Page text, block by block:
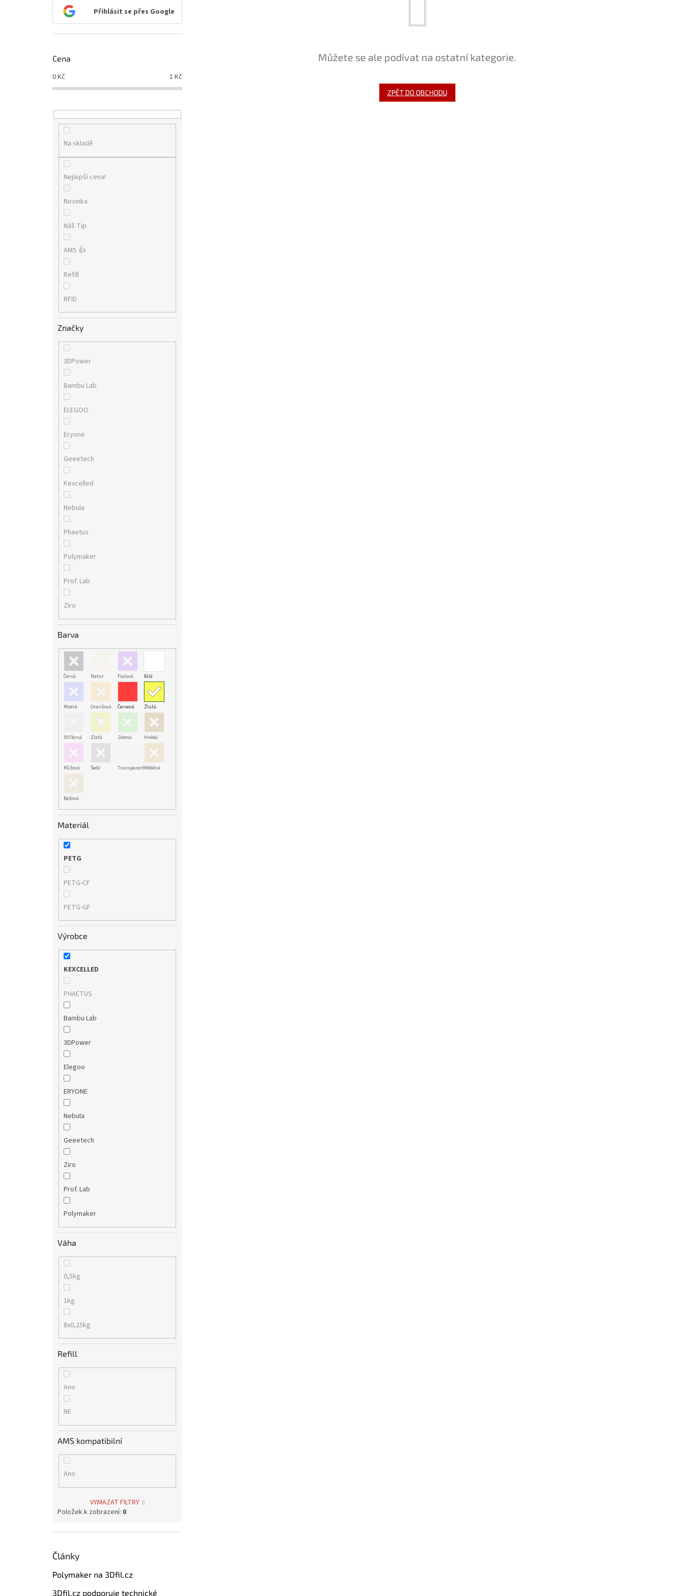
Přihlásit se přes Google
Cena
0Kč 1 Kč
Na skladě
Nejlepší cena!
Novinka
Náš Tip
AMS 👍
Refill
RFID
Značky
3DPower
Bambu Lab
ELEGOO
Eryone
Geeetech
Kexcelled
Nebula
Phaetus
Polymaker
Prof. Lab
Ziro
Barva
Černá Natur Fialová Bílá
Modrá Oranžová Červená Žlutá
Stříbrná Zlatá Zelená Hnědá
Růžová Šedá TransparentMěděná
Béžová
Materiál
PETG
PETG-CF
PETG-GF
Výrobce
KEXCELLED
PHAETUS
Bambu Lab
3DPower
Elegoo
ERYONE
Nebula
Geeetech
Ziro
Prof. Lab
Polymaker
Váha
0,5kg
1kg
8x0,25kg
Refill
Ano
NE
AMS kompatibilní
Ano
VYMAZAT FILTRY
Položek k zobrazení: 0
Články
Polymaker na 3Dfil.cz
3Dfil.cz podporuje technické
Můžete se ale podívat na ostatní kategorie.
ZPĚT DO OBCHODU